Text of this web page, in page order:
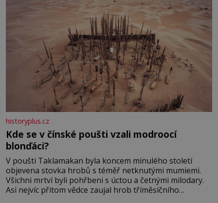
historyplus.cz
Kde se v čínské poušti vzali modroocí
blonďáci?
V poušti Taklamakan byla koncem minulého století
objevena stovka hrobů s téměř netknutými mumiemi.
Všichni mrtví byli pohřbeni s úctou a četnými milodary.
Asi nejvíc přitom vědce zaujal hrob tříměsíčního